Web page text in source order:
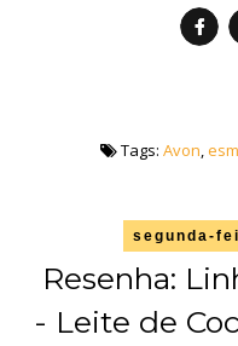
Tags: Avon,
segunda-
Resenha:
- Leite de